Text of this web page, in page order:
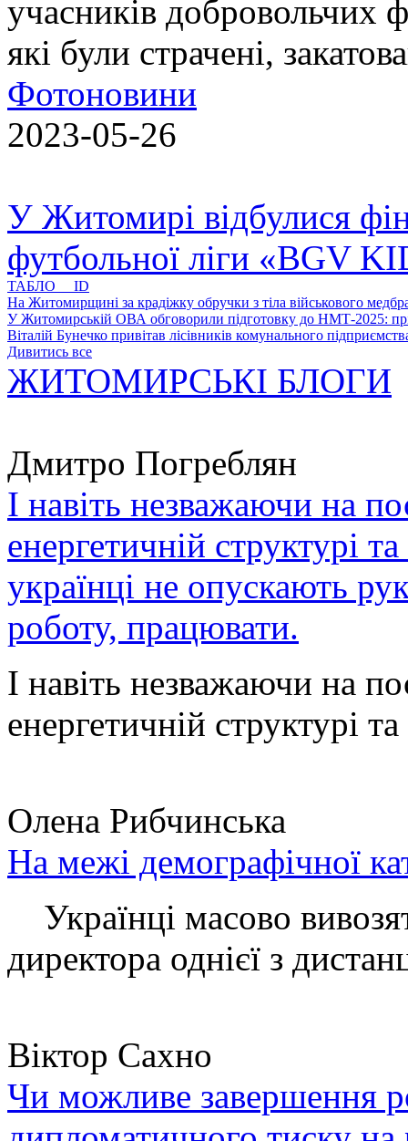
учасників добровольчих
які були страчені,
Фотоновини
2023-05-26
У Житомирі відбулися
футбольної ліги «BGV
ТАБЛО ID
На Житомирщині за крадіжку обручки з тіла військового
У Житомирській ОВА обговорили підготовку до НМТ-2025:
Віталій Бунечко привітав лісівників комунального
Дивитись все
ЖИТОМИРСЬКІ БЛОГИ
Дмитро Погреблян
І навіть незважаючи на
енергетичній структурі
українці не опускають
роботу, працювати.
І навіть незважаючи на
енергетичній структурі
Олена Рибчинська
На межі демографічної
Українці масово
директора однієї з
Віктор Сахно
Чи можливе завершення